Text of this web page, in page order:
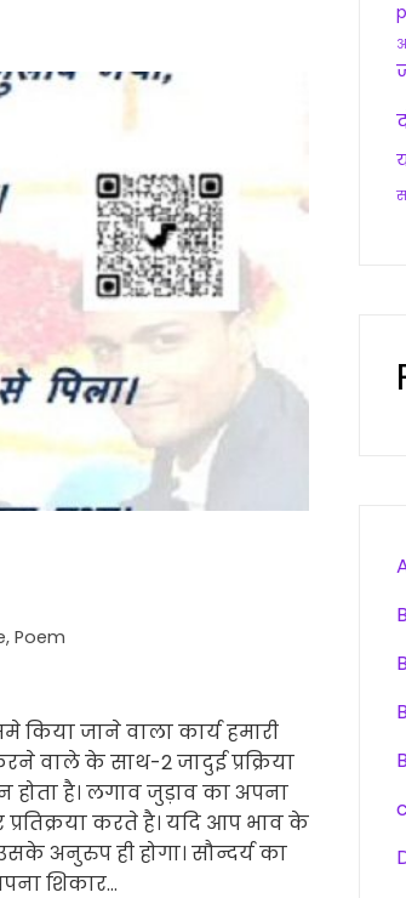
, Poem
किया जाने वाला कार्य हमारी
वाले के साथ-2 जादुई प्रक्रिया
होता है। लगाव जुड़ाव का अपना
करते है। यदि आप भाव के
अनुरुप ही होगा। सौन्दर्य का
शिकार…